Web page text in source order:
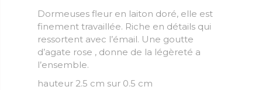
Dormeuses fleur en laiton doré, elle est
finement travaillée. Riche en détails qui
ressortent avec l’émail. Une goutte
d’agate rose , donne de la légèreté a
l’ensemble.
hauteur 2.5 cm sur 0.5 cm